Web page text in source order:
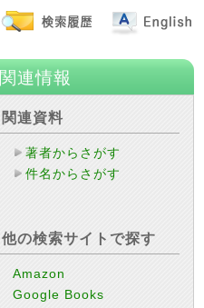
関連情報
関連資料
著者からさがす
件名からさがす
他の検索サイトで探す
Amazon
Google Books